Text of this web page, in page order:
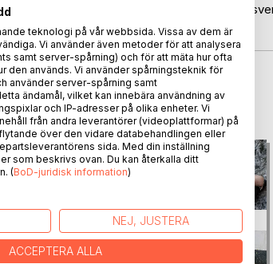
bjuder in till det sauerländische Küche på
Gesellschaft zu Stockholm
TITLAR HOSBoD
teknologi på vår webbsida. Vissa av dem är
Vi använder även metoder för att analysera
samt server-spårning) och för att mäta hur ofta
den används. Vi använder spårningsteknik för
använder server-spårning samt
ändamål, vilket kan innebära användning av
och IP-adresser på olika enheter. Vi
från andra leverantörer (videoplattformar) på
över den vidare databehandlingen eller
sida. Med din inställning
som beskrivs ovan. Du kan återkalla ditt
(BoD-juridisk information)
NEJ, JUSTERA
ACCEPTERA ALLA